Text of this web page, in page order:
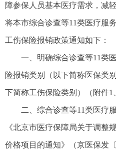
障参保人员基本医疗需求，减
将本市综合诊查等11类医疗服
工伤保险报销政策通知如下：
一、明确综合诊查等11类
险报销类别（以下简称医保类
下简称工伤保险类别）（附件1
二、综合诊查等11类医疗
《北京市医疗保障局关于调整
价格项目的通知》（京医保发